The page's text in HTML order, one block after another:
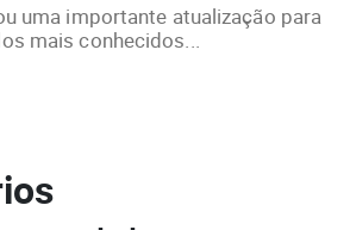
uma importante atualização para
mais conhecidos...